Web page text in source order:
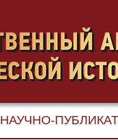
НАУЧНО-